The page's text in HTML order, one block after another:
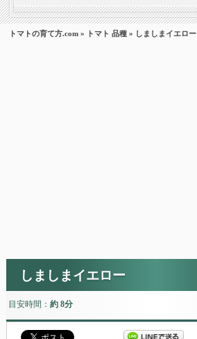
トマトの育て方.com » トマト 品種 » しましまイエロー
しましまイエロー
目安時間： 約 8分